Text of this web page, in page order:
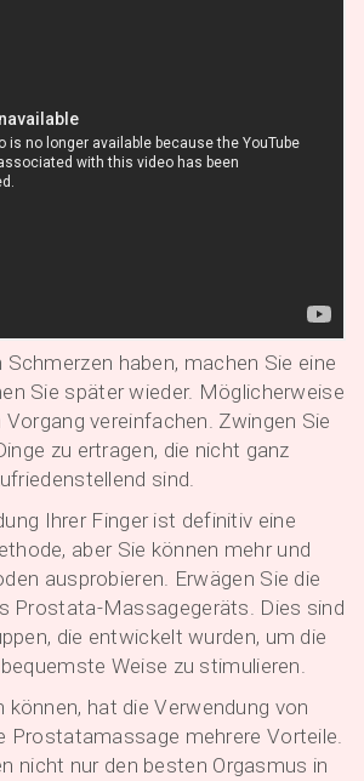
haben, machen Sie eine
Sie später wieder. Möglicherweise
vereinfachen. Zwingen Sie
zu ertragen, die nicht ganz
sind.
Ihrer Finger ist definitiv eine
aber Sie können mehr und
ausprobieren. Erwägen Sie die
Prostata-Massagegeräts. Dies sind
die entwickelt wurden, um die
Weise zu stimulieren.
können, hat die Verwendung von
Prostatamassage mehrere Vorteile.
nicht nur den besten Orgasmus in